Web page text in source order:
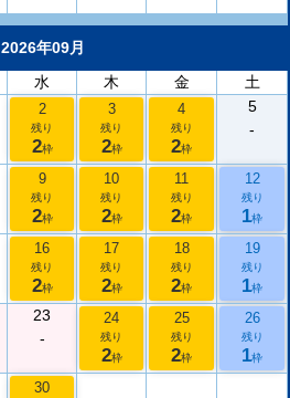
2026年09月
水 木 金
土
2
残り
2枠
3
残り
2枠
4
残り
2枠
5
-
9
残り
2枠
10
残り
2枠
11
残り
2枠
12
残り
1枠
16
残り
2枠
17
残り
2枠
18
残り
2枠
19
残り
1枠
23
-
24
残り
2枠
25
残り
2枠
26
残り
1枠
30